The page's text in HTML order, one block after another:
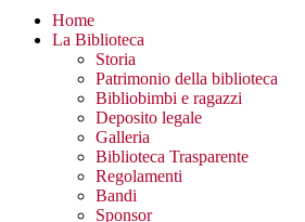
Home
La Biblioteca
Storia
Patrimonio della biblioteca
Bibliobimbi e ragazzi
Deposito legale
Galleria
Biblioteca Trasparente
Regolamenti
Bandi
Sponsor